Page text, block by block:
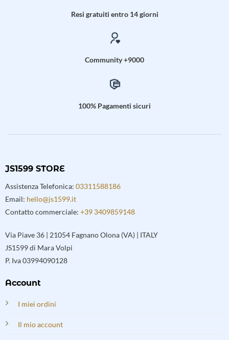
Resi gratuiti entro 14 giorni
Community +9000
100% Pagamenti sicuri
JS1599 STORE
Assistenza Telefonica: 03311588186
Email: hello@js1599.it
Contatto commerciale: +39 3409859148
Via Piave 36 | 21054 Fagnano Olona (VA) | ITALY
JS1599 di Mara Volpi
P. Iva 03994090128
Account
I miei ordini
Il mio account